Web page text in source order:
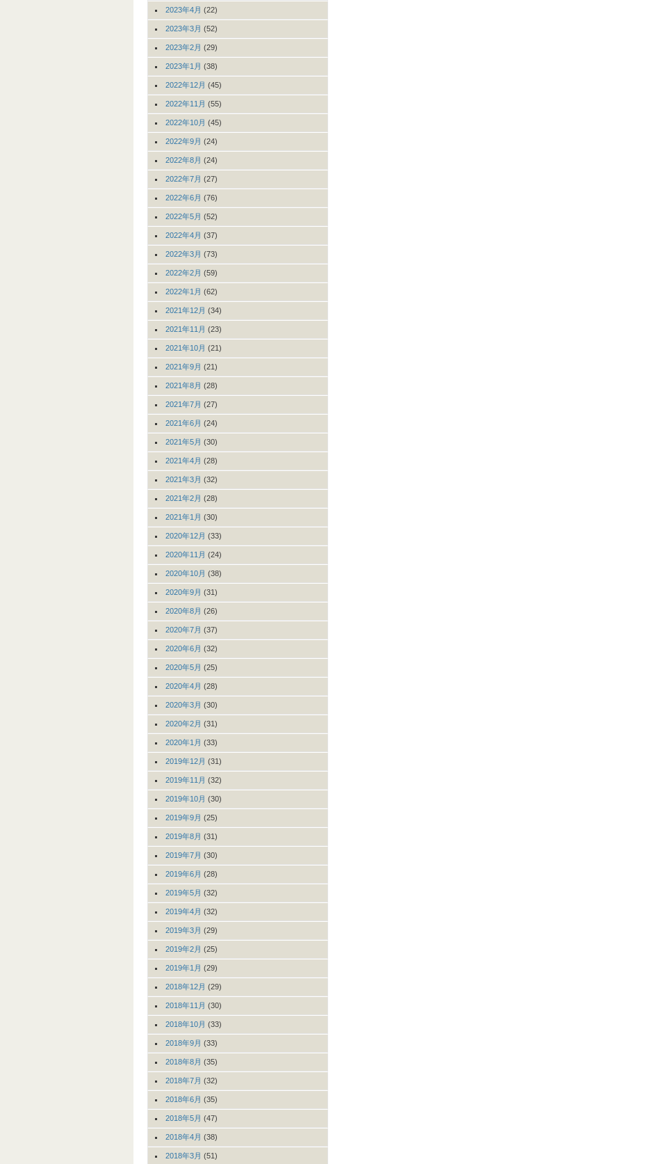
2023年4月 (22)
2023年3月 (52)
2023年2月 (29)
2023年1月 (38)
2022年12月 (45)
2022年11月 (55)
2022年10月 (45)
2022年9月 (24)
2022年8月 (24)
2022年7月 (27)
2022年6月 (76)
2022年5月 (52)
2022年4月 (37)
2022年3月 (73)
2022年2月 (59)
2022年1月 (62)
2021年12月 (34)
2021年11月 (23)
2021年10月 (21)
2021年9月 (21)
2021年8月 (28)
2021年7月 (27)
2021年6月 (24)
2021年5月 (30)
2021年4月 (28)
2021年3月 (32)
2021年2月 (28)
2021年1月 (30)
2020年12月 (33)
2020年11月 (24)
2020年10月 (38)
2020年9月 (31)
2020年8月 (26)
2020年7月 (37)
2020年6月 (32)
2020年5月 (25)
2020年4月 (28)
2020年3月 (30)
2020年2月 (31)
2020年1月 (33)
2019年12月 (31)
2019年11月 (32)
2019年10月 (30)
2019年9月 (25)
2019年8月 (31)
2019年7月 (30)
2019年6月 (28)
2019年5月 (32)
2019年4月 (32)
2019年3月 (29)
2019年2月 (25)
2019年1月 (29)
2018年12月 (29)
2018年11月 (30)
2018年10月 (33)
2018年9月 (33)
2018年8月 (35)
2018年7月 (32)
2018年6月 (35)
2018年5月 (47)
2018年4月 (38)
2018年3月 (51)